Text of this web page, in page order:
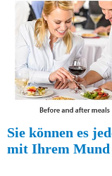
Sie können es
mit Ihrem Mund